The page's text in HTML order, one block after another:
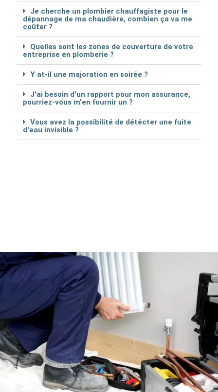
Je cherche un plombier chauffagiste pour le
dépannage de ma chaudière, combien ça va me
coûter ?
Quelles sont les zones de couverture de votre
entreprise en plomberie ?
Y at-il une majoration en soirée ?
J'ai besoin d'un rapport pour mon assurance,
pourriez-vous m'en fournir un ?
Vous avez la possibilité de détécter une fuite
d'eau invisible ?